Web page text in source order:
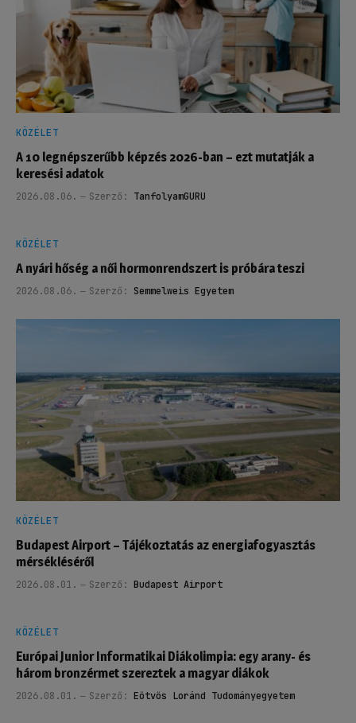
KÖZÉLET
A 10 legnépszerűbb képzés 2026-ban – ezt mutatják a
keresési adatok
2026.08.06. Szerző: TanfolyamGURU
KÖZÉLET
A nyári hőség a női hormonrendszert is próbára teszi
2026.08.06. Szerző: Semmelweis Egyetem
KÖZÉLET
Budapest Airport – Tájékoztatás az energiafogyasztás
mérsékléséről
2026.08.01. Szerző: Budapest Airport
KÖZÉLET
Európai Junior Informatikai Diákolimpia: egy arany- és
három bronzérmet szereztek a magyar diákok
2026.08.01. Szerző: Eötvös Loránd Tudományegyetem